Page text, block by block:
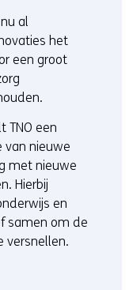
al
het
een groot
TNO een
van nieuwe
met nieuwe
Hierbij
en
samen om de
versnellen.